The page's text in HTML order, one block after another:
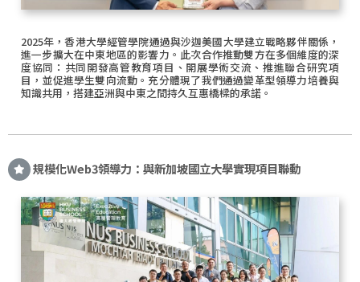
2025年，香港大學經管學院通過與沙迦美國大學建立戰略夥伴關係，
進一步擴大在中東地區的影響力。此次合作推動雙方在多個維度的深
度協同：共同開發高管教育項目、開展學術交流、推進聯合研究項
目，並促進學生雙向流動。充分體現了我們通過變革型領導力培養與
知識共用，搭建亞洲與中東之間持久互惠橋樑的承諾。
規模化Web3領導力：與新加坡國立大學實現項目聯動